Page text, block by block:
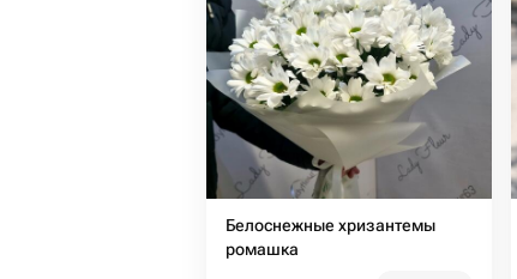
Белоснежные хризантемы
ромашка